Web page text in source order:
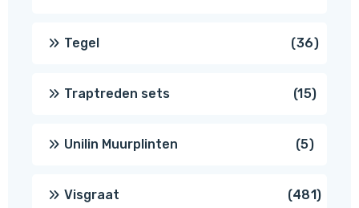
Tegel 3636
Traptreden sets 1515
Unilin Muurplinten 55
Visgraat 481481